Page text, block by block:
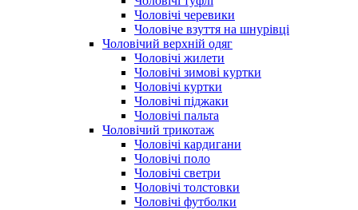
Чоловічі черевики
Чоловіче взуття на шнурівці
Чоловічий верхній одяг
Чоловічі жилети
Чоловічі зимові куртки
Чоловічі куртки
Чоловічі піджаки
Чоловічі пальта
Чоловічий трикотаж
Чоловічі кардигани
Чоловічі поло
Чоловічі светри
Чоловічі толстовки
Чоловічі футболки